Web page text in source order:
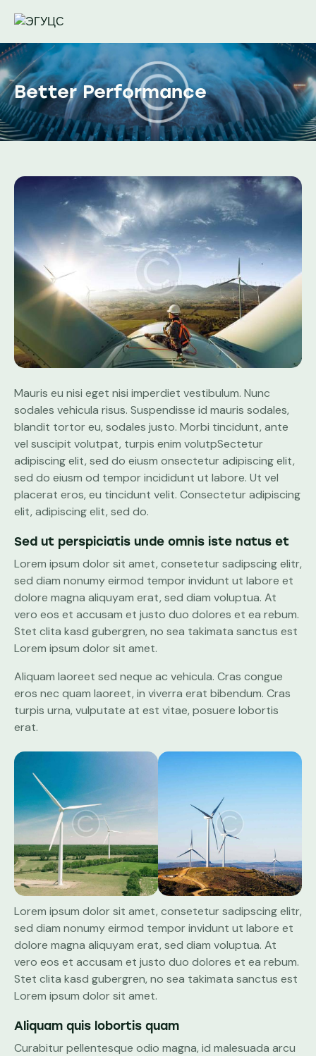
Better Performance
Mauris eu nisi eget nisi imperdiet vestibulum. Nunc
sodales vehicula risus. Suspendisse id mauris sodales,
blandit tortor eu, sodales justo. Morbi tincidunt, ante
vel suscipit volutpat, turpis enim volutpSectetur
adipiscing elit, sed do eiusm onsectetur adipiscing elit,
sed do eiusm od tempor incididunt ut labore. Ut vel
placerat eros, eu tincidunt velit. Consectetur adipiscing
elit, adipiscing elit, sed do.
Sed ut perspiciatis unde omnis iste natus et
Lorem ipsum dolor sit amet, consetetur sadipscing elitr,
sed diam nonumy eirmod tempor invidunt ut labore et
dolore magna aliquyam erat, sed diam voluptua. At
vero eos et accusam et justo duo dolores et ea rebum.
Stet clita kasd gubergren, no sea takimata sanctus est
Lorem ipsum dolor sit amet.
Aliquam laoreet sed neque ac vehicula. Cras congue
eros nec quam laoreet, in viverra erat bibendum. Cras
turpis urna, vulputate at est vitae, posuere lobortis
erat.
Lorem ipsum dolor sit amet, consetetur sadipscing elitr,
sed diam nonumy eirmod tempor invidunt ut labore et
dolore magna aliquyam erat, sed diam voluptua. At
vero eos et accusam et justo duo dolores et ea rebum.
Stet clita kasd gubergren, no sea takimata sanctus est
Lorem ipsum dolor sit amet.
Aliquam quis lobortis quam
Curabitur pellentesque odio magna, id malesuada arcu